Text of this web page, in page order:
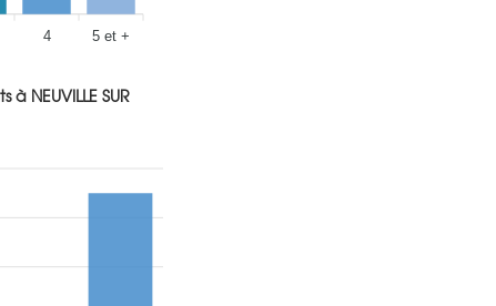
4 5 et +
NEUVILLE SUR